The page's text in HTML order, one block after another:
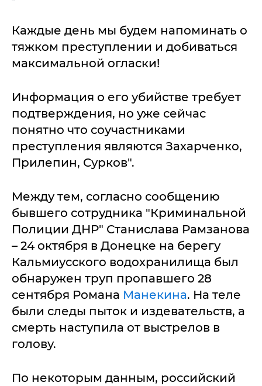
Каждые день мы будем напоминать о
тяжком преступлении и добиваться
максимальной огласки!
Информация о его убийстве требует
подтверждения, но уже сейчас
понятно что соучастниками
преступления являются Захарченко,
Прилепин, Сурков".
Между тем, согласно сообщению
бывшего сотрудника "Криминальной
Полиции ДНР" Станислава Рамзанова
– 24 октября в Донецке на берегу
Кальмиусского водохранилища был
обнаружен труп пропавшего 28
сентября Романа Манекина. На теле
были следы пыток и издевательств, а
смерть наступила от выстрелов в
голову.
По некоторым данным, российский